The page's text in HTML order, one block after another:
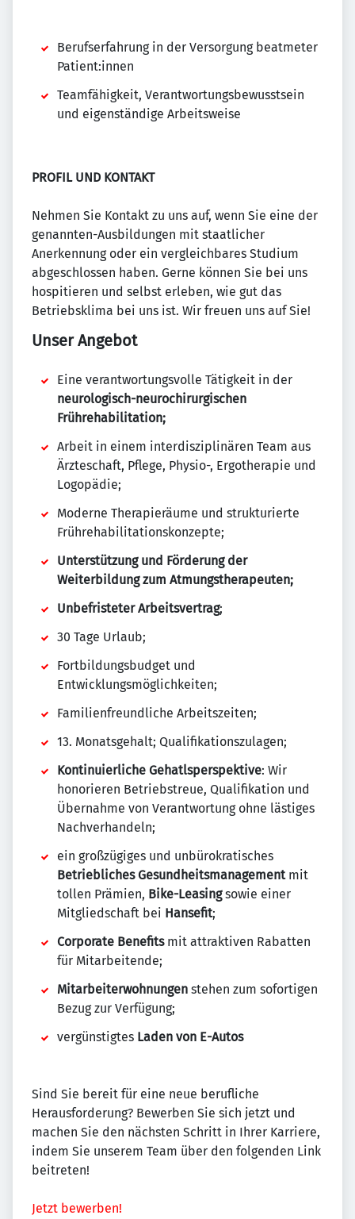
Berufserfahrung in der Versorgung beatmeter
Patient:innen
Teamfähigkeit, Verantwortungsbewusstsein
und eigenständige Arbeitsweise
PROFIL UND KONTAKT
Nehmen Sie Kontakt zu uns auf, wenn Sie eine der
genannten-Ausbildungen mit staatlicher
Anerkennung oder ein vergleichbares Studium
abgeschlossen haben. Gerne können Sie bei uns
hospitieren und selbst erleben, wie gut das
Betriebsklima bei uns ist. Wir freuen uns auf Sie!
Unser Angebot
Eine verantwortungsvolle Tätigkeit in der
neurologisch-neurochirurgischen
Frührehabilitation;
Arbeit in einem interdisziplinären Team aus
Ärzteschaft, Pflege, Physio-, Ergotherapie und
Logopädie;
Moderne Therapieräume und strukturierte
Frührehabilitationskonzepte;
Unterstützung und Förderung der
Weiterbildung zum Atmungstherapeuten;
Unbefristeter Arbeitsvertrag;
30 Tage Urlaub;
Fortbildungsbudget und
Entwicklungsmöglichkeiten;
Familienfreundliche Arbeitszeiten;
13. Monatsgehalt; Qualifikationszulagen;
Kontinuierliche Gehatlsperspektive: Wir
honorieren Betriebstreue, Qualifikation und
Übernahme von Verantwortung ohne lästiges
Nachverhandeln;
ein großzügiges und unbürokratisches
Betriebliches Gesundheitsmanagementmit
tollen Prämien, Bike-Leasingsowie einer
Mitgliedschaft bei Hansefit;
Corporate Benefitsmit attraktiven Rabatten
für Mitarbeitende;
Mitarbeiterwohnungen stehen zum sofortigen
Bezug zur Verfügung;
vergünstigtes Laden von E-Autos
Sind Sie bereit für eine neue berufliche
Herausforderung? Bewerben Sie sich jetzt und
machen Sie den nächsten Schritt in Ihrer Karriere,
indem Sie unserem Team über den folgenden Link
beitreten!
Jetzt bewerben!